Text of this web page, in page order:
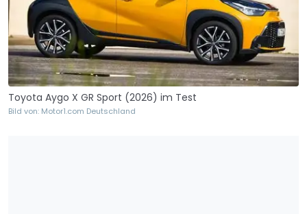
Toyota Aygo X GR Sport (2026) im Test
Bild von: Motor1.com Deutschland